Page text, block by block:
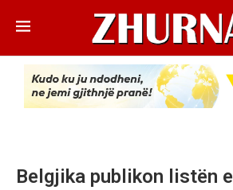
Belgjika publikon listën e